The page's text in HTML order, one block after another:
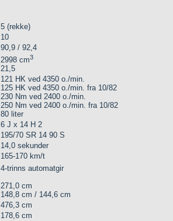
5 (rekke)
10
90,9 / 92,4
2998 cm3
21,5
121 HK ved 4350 o./min.
125 HK ved 4350 o./min. fra 10/82
230 Nm ved 2400 o./min.
250 Nm ved 2400 o./min. fra 10/82
80 liter
6 J x 14 H 2
195/70 SR 14 90 S
14,0 sekunder
165-170 km/t
4-trinns automatgir
271,0 cm
148,8 cm / 144,6 cm
476,3 cm
178,6 cm